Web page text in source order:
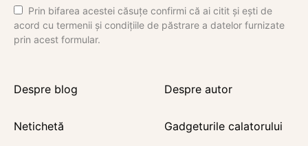
Prin bifarea acestei căsuțe confirmi că ai citit și ești de
acord cu termenii și condițiile de păstrare a datelor furnizate
prin acest formular.
Despre blog Despre autor
Netichetă Gadgeturile calatorului